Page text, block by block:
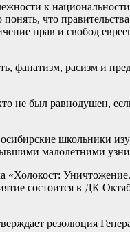
к
что правительства
прав и свобод
фанатизм, расизм и
не был равнодушен,
школьники
малолетними
«Холокост:
состоится в ДК
резолюция